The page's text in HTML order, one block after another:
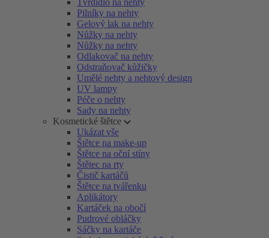
Tvrdidlo na nehty
Pilníky na nehty
Gelový lak na nehty
Nůžky na nehty
Nůžky na nehty
Odlakovač na nehty
Odstraňovač kůžičky
Umělé nehty a nehtový design
UV lampy
Péče o nehty
Sady na nehty
Kosmetické štětce
Ukázat vše
Štětce na make-up
Štětce na oční stíny
Štětec na rty
Čistič kartáčů
Štětce na tvářenku
Aplikátory
Kartáček na obočí
Pudrové obláčky
Sáčky na kartáče